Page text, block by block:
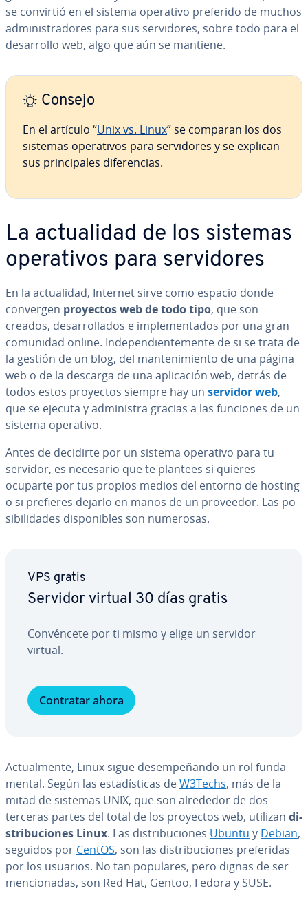
se convirtió en el sistema operativo preferido de muchos
ad­mi­ni­s­tra­do­res para sus se­r­vi­do­res, sobre todo para el
de­sa­rro­llo web, algo que aún se mantiene.
Consejo
En el artículo “Unix vs. Linux” se comparan los dos
sistemas ope­ra­ti­vos para se­r­vi­do­res y se explican
sus pri­n­ci­pa­les di­fe­re­n­cias.
La ac­tua­li­dad de los sistemas
ope­ra­ti­vos para se­r­vi­do­res
En la ac­tua­li­dad, Internet sirve como espacio donde
convergen proyectos web de todo tipo, que son
creados, de­sa­rro­lla­dos e im­ple­me­n­ta­dos por una gran
comunidad online. In­de­pe­n­die­n­te­me­n­te de si se trata de
la gestión de un blog, del ma­n­te­ni­mie­n­to de una página
web o de la descarga de una apli­ca­ción web, detrás de
todos estos proyectos siempre hay un servidor web,
que se ejecuta y ad­mi­ni­s­tra gracias a las funciones de un
sistema operativo.
Antes de decidirte por un sistema operativo para tu
servidor, es necesario que te plantees si quieres
ocuparte por tus propios medios del entorno de hosting
o si prefieres dejarlo en manos de un proveedor. Las po­
si­bi­li­da­des di­s­po­ni­bles son numerosas.
VPS gratis
Servidor virtual 30 días gratis
Co­n­vé­n­ce­te por ti mismo y elige un servidor
virtual.
Contratar ahora
Ac­tua­l­me­n­te, Linux sigue de­sem­pe­ña­n­do un rol fu­n­da­
me­n­tal. Según las es­ta­dí­s­ti­cas deW3Techs, más de la
mitad de sistemas UNIX, que son alrededor de dos
terceras partes del total de los proyectos web, utilizan di­
s­tri­bu­cio­nes Linux. Las di­s­tri­bu­cio­nes Ubuntu y Debian,
seguidos por CentOS, son las di­s­tri­bu­cio­nes pre­fe­ri­das
por los usuarios. No tan populares, pero dignas de ser
me­n­cio­na­das, son Red Hat, Gentoo, Fedora y SUSE.